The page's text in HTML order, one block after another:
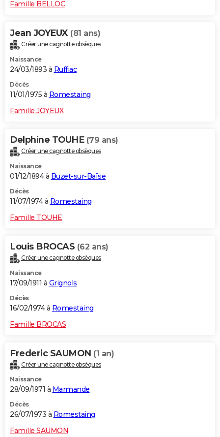
Famille BELLOC
Jean JOYEUX (81 ans)
Créer une cagnotte obsèques
Naissance
24/03/1893 à Ruffiac
Décès
11/01/1975 à Romestaing
Famille JOYEUX
Delphine TOUHE (79 ans)
Créer une cagnotte obsèques
Naissance
01/12/1894 à Buzet-sur-Baïse
Décès
11/07/1974 à Romestaing
Famille TOUHE
Louis BROCAS (62 ans)
Créer une cagnotte obsèques
Naissance
17/09/1911 à Grignols
Décès
16/02/1974 à Romestaing
Famille BROCAS
Frederic SAUMON (1 an)
Créer une cagnotte obsèques
Naissance
28/09/1971 à Marmande
Décès
26/07/1973 à Romestaing
Famille SAUMON